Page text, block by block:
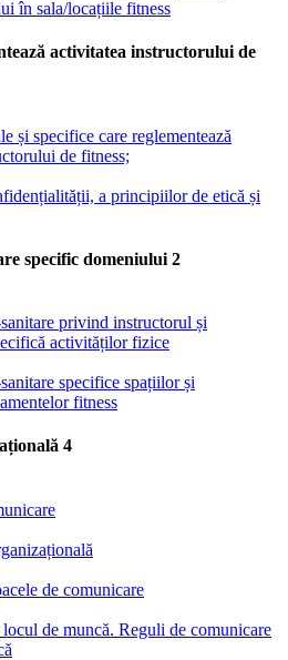
în sala/locațiile fitness
activitatea instructorului de
și specifice care reglementează
de fitness;
a principiilor de etică și
specific domeniului 2
privind instructorul și
activităților fizice
specifice spațiilor și
fitness
4
de comunicare
de muncă. Reguli de comunicare